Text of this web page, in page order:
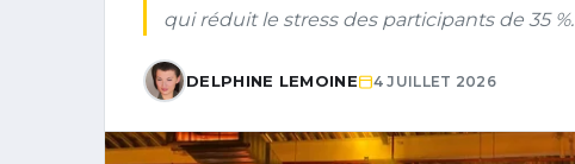
qui réduit le stress des participants de 35 %.
DELPHINE LEMOINE 4 JUILLET 2026